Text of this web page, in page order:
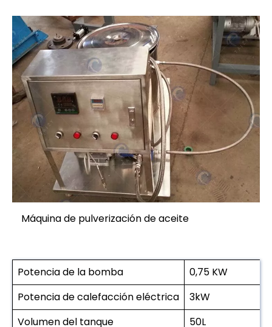
Máquina de pulverización de aceite
Potencia de la bomba
0,75 KW
Potencia de calefacción eléctrica
3kW
Volumen del tanque
50L